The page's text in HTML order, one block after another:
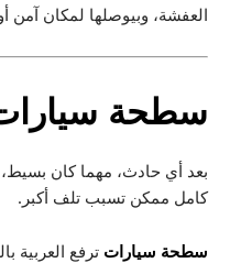
العفشة، وبيوصلها لمكان
سطحة
بعد أي حادث، مهما كان بسيط،
كامل ممكن تسبب تلف أكبر.
سطحة سيارات ترفع العربية